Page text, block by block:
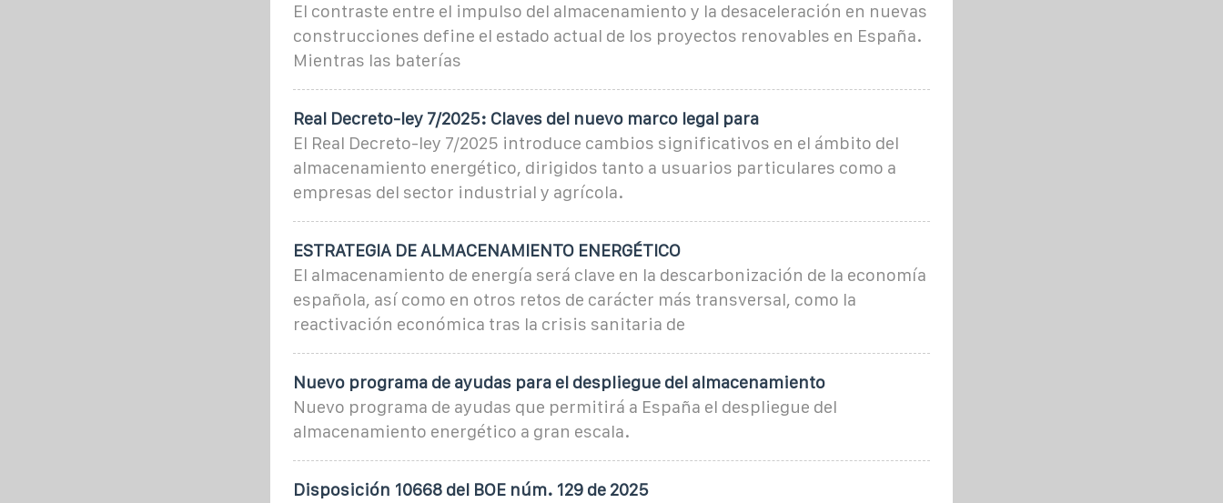
El contraste entre el impulso del almacenamiento y la desaceleración en nuevas
construcciones define el estado actual de los proyectos renovables en España.
Mientras las baterías
Real Decreto-ley 7/2025: Claves del nuevo marco legal para
El Real Decreto-ley 7/2025 introduce cambios significativos en el ámbito del
almacenamiento energético, dirigidos tanto a usuarios particulares como a
empresas del sector industrial y agrícola.
ESTRATEGIA DE ALMACENAMIENTO ENERGÉTICO
El almacenamiento de energía será clave en la descarbonización de la economía
española, así como en otros retos de carácter más transversal, como la
reactivación económica tras la crisis sanitaria de
Nuevo programa de ayudas para el despliegue del almacenamiento
Nuevo programa de ayudas que permitirá a España el despliegue del
almacenamiento energético a gran escala.
Disposición 10668 del BOE núm. 129 de 2025